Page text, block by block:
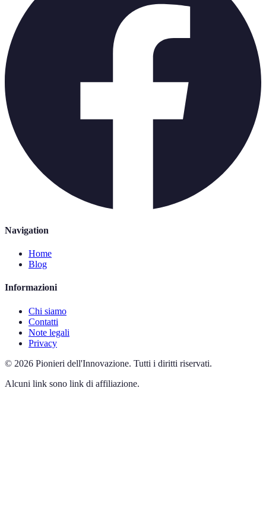
Navigation
Home
Blog
Informazioni
Chi siamo
Contatti
Note legali
Privacy
© 2026 Pionieri dell'Innovazione. Tutti i diritti riservati.
Alcuni link sono link di affiliazione.